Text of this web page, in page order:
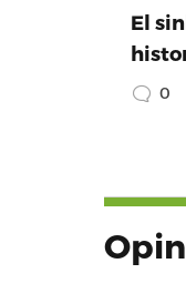
El
0